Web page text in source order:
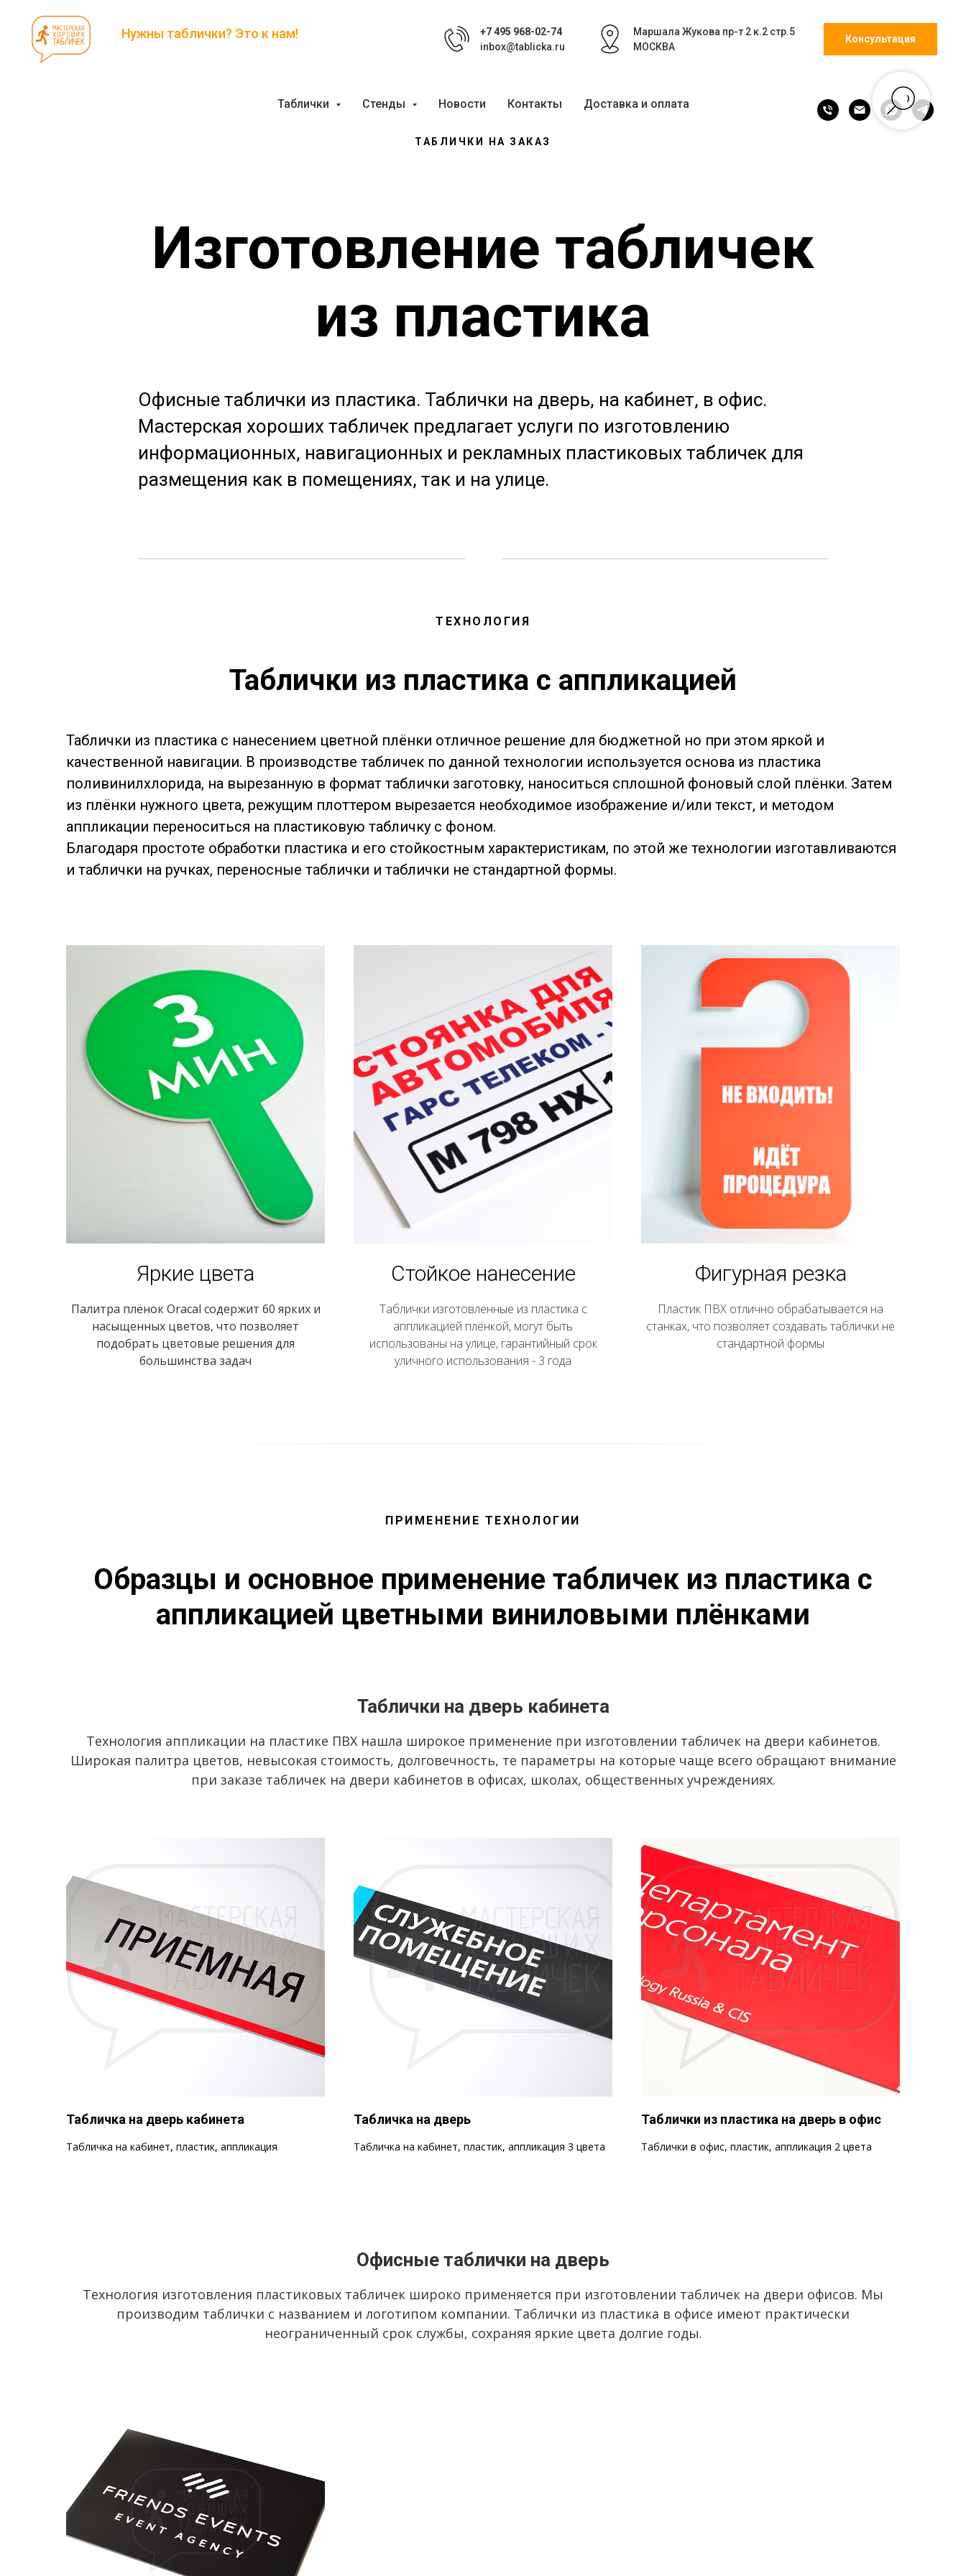
Нужны таблички? Это к нам!
+7 495 968-02-74
inbox@tablicka.ru
Маршала Жукова пр-т 2 к.2 стр.5
МОСКВА
Консультация
Таблички Стенды Новости Контакты Доставка и оплата
ТАБЛИЧКИ НА ЗАКАЗ
Изготовление табличек
из пластика
Офисные таблички из пластика. Таблички на дверь, на кабинет, в офис.
Мастерская хороших табличек предлагает услуги по изготовлению
информационных, навигационных и рекламных пластиковых табличек для
размещения как в помещениях, так и на улице.
ТЕХНОЛОГИЯ
Таблички из пластика с аппликацией
Таблички из пластика с нанесением цветной плёнки отличное решение для бюджетной но при этом яркой и
качественной навигации. В производстве табличек по данной технологии используется основа из пластика
поливинилхлорида, на вырезанную в формат таблички заготовку, наноситься сплошной фоновый слой плёнки. Затем
из плёнки нужного цвета, режущим плоттером вырезается необходимое изображение и/или текст, и методом
аппликации переноситься на пластиковую табличку с фоном.
Благодаря простоте обработки пластика и его стойкостным характеристикам, по этой же технологии изготавливаются
и таблички на ручках, переносные таблички и таблички не стандартной формы.
Яркие цвета
Палитра плёнок Oracal содержит 60 ярких и
насыщенных цветов, что позволяет
подобрать цветовые решения для
большинства задач
Стойкое нанесение
Таблички изготовленные из пластика с
аппликацией плёнкой, могут быть
использованы на улице, гарантийный срок
уличного использования - 3 года
Фигурная резка
Пластик ПВХ отлично обрабатывается на
станках, что позволяет создавать таблички не
стандартной формы
ПРИМЕНЕНИЕ ТЕХНОЛОГИИ
Образцы и основное применение табличек из пластика с
аппликацией цветными виниловыми плёнками
Таблички на дверь кабинета
Технология аппликации на пластике ПВХ нашла широкое применение при изготовлении табличек на двери кабинетов.
Широкая палитра цветов, невысокая стоимость, долговечность, те параметры на которые чаще всего обращают внимание
при заказе табличек на двери кабинетов в офисах, школах, общественных учреждениях.
Табличка на дверь кабинета
Табличка на кабинет, пластик, аппликация
Табличка на дверь
Табличка на кабинет, пластик, аппликация 3 цвета
Таблички из пластика на дверь в офис
Таблички в офис, пластик, аппликация 2 цвета
Офисные таблички на дверь
Технология изготовления пластиковых табличек широко применяется при изготовлении табличек на двери офисов. Мы
производим таблички с названием и логотипом компании. Таблички из пластика в офисе имеют практически
неограниченный срок службы, сохраняя яркие цвета долгие годы.